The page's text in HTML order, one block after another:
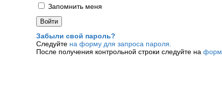
Запомнить меня
Забыли свой пароль?
Следуйте на форму для запроса пароля.
После получения контрольной строки следуйте на